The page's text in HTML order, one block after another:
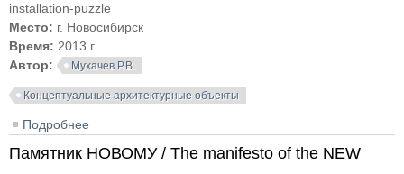
installation-puzzle
Место: г. Новосибирск
Время: 2013 г.
Автор:
Мухачев Р.В.
Концептуальные архитектурные объекты
Подробнее
Памятник НОВОМУ / The manifesto of the NEW